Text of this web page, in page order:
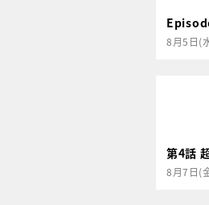
8月5日(
第4話
8月7日(